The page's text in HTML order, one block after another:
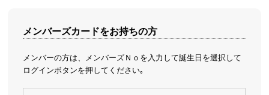
メンバーズカードをお持ちの方
メンバーの方は、メンバーズＮｏを入力して誕生日を選択して
ログインボタンを押してください｡